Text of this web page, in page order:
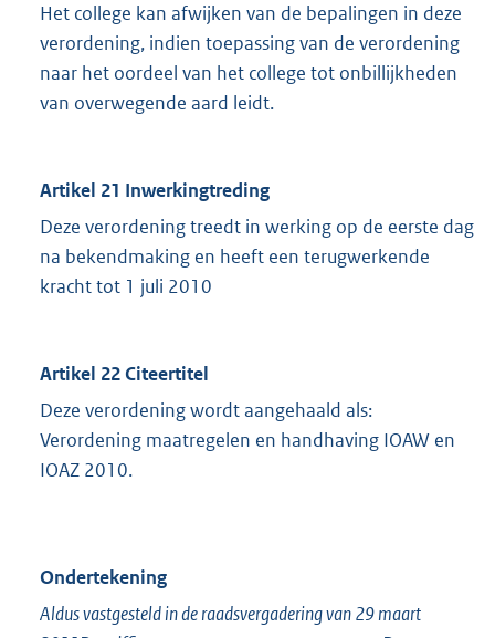
Het college kan afwijken van de bepalingen in deze
verordening, indien toepassing van de verordening
naar het oordeel van het college tot onbillijkheden
van overwegende aard leidt.
Artikel 21 Inwerkingtreding
Deze verordening treedt in werking op de eerste dag
na bekendmaking en heeft een terugwerkende
kracht tot 1 juli 2010
Artikel 22 Citeertitel
Deze verordening wordt aangehaald als:
Verordening maatregelen en handhaving IOAW en
IOAZ 2010.
Ondertekening
Aldus vastgesteld in de raadsvergadering van 29 maart